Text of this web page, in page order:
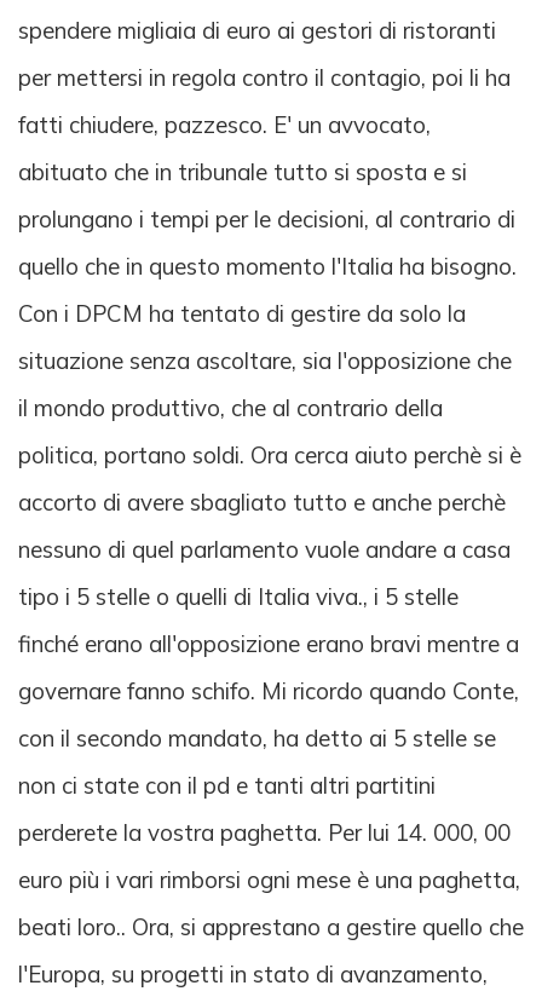
spendere migliaia di euro ai gestori di ristoranti
per mettersi in regola contro il contagio, poi li ha
fatti chiudere, pazzesco. E' un avvocato,
abituato che in tribunale tutto si sposta e si
prolungano i tempi per le decisioni, al contrario di
quello che in questo momento l'Italia ha bisogno.
Con i DPCM ha tentato di gestire da solo la
situazione senza ascoltare, sia l'opposizione che
il mondo produttivo, che al contrario della
politica, portano soldi. Ora cerca aiuto perchè si è
accorto di avere sbagliato tutto e anche perchè
nessuno di quel parlamento vuole andare a casa
tipo i 5 stelle o quelli di Italia viva., i 5 stelle
finché erano all'opposizione erano bravi mentre a
governare fanno schifo. Mi ricordo quando Conte,
con il secondo mandato, ha detto ai 5 stelle se
non ci state con il pd e tanti altri partitini
perderete la vostra paghetta. Per lui 14. 000, 00
euro più i vari rimborsi ogni mese è una paghetta,
beati loro.. Ora, si apprestano a gestire quello che
l'Europa, su progetti in stato di avanzamento,